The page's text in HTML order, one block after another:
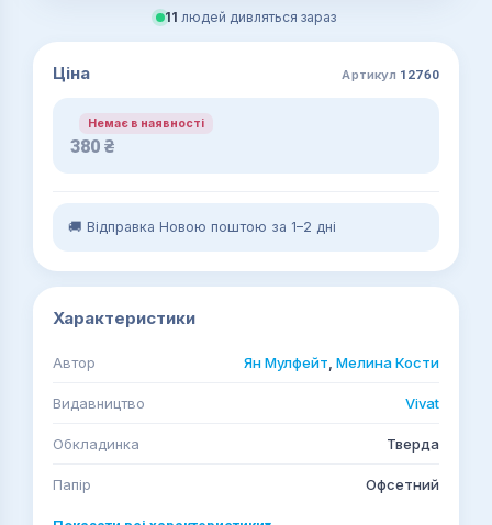
11 людей дивляться зараз
Ціна Артикул 12760
Немає в наявності
380 ₴
🚚 Відправка Новою поштою за 1–2 дні
Характеристики
Автор Ян Мулфейт Мелина Кости
Видавництво Vivat
Обкладинка Тверда
Папір Офсетний